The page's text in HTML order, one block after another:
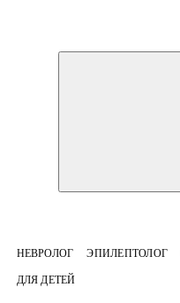
НЕВРОЛОГ ЭПИЛЕПТОЛОГ
ДЛЯ ДЕТЕЙ